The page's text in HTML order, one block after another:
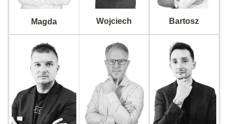
Magda Wojciech Bartosz